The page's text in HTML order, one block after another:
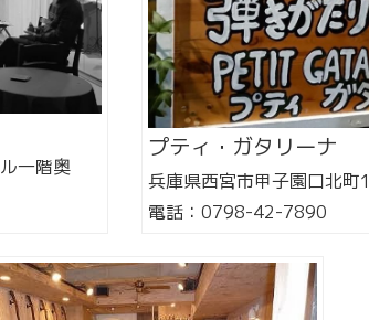
一階奥
プティ・ガタリーナ
兵庫県西宮市甲子園口北
電話：0798-42-7890